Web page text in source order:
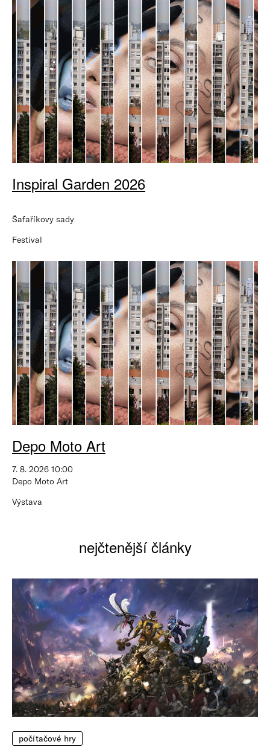
Inspiral Garden 2026
Šafaříkovy sady
Festival
Depo Moto Art
7. 8. 2026 10:00
Depo Moto Art
Výstava
nejčtenější články
počítačové hry